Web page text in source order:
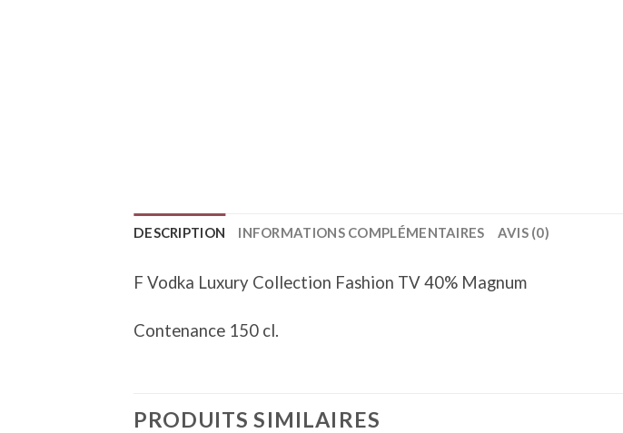
DESCRIPTION INFORMATIONS COMPLÉMENTAIRES AVIS (0)
F Vodka Luxury Collection Fashion TV 40% Magnum
Contenance 150 cl.
PRODUITS SIMILAIRES